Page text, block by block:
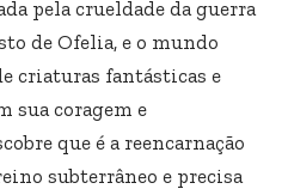
pela crueldade da guerra
de Ofelia, e o mundo
criaturas fantásticas e
sua coragem e
que é a reencarnação
subterrâneo e precisa